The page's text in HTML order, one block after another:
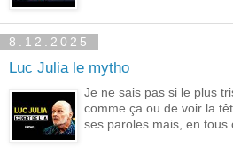
8.12.2025
Luc Julia le mytho
Je ne sais pas si le plus
comme ça ou de voir la
ses paroles mais, en tous